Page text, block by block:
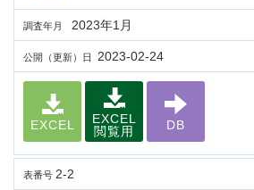
調査年月 2023年1月
公開（更新）日 2023-02-24
EXCEL
EXCEL
閲覧用
DB
表番号 2-2